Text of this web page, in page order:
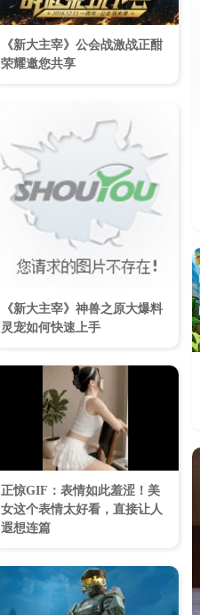
《新大主宰》公会战激战正酣
荣耀邀您共享
《新大主宰》神兽之原大爆料
灵宠如何快速上手
正惊GIF：表情如此羞涩！美
女这个表情太好看，直接让人
遐想连篇